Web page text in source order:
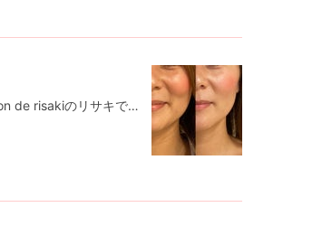
シミしわ肌改善salon de risakiこんにちは、salon de risakiのリサキです♡こんにちは♪ぐっと寒くなりましたね⛄️サロンのお客様の変化お客様のフェイスラインがすっきり頬の位置も高くなりほうれい線の入り方も浅くなりました。お顔全体的にリフトアップされたからです✨元々お綺麗な方ですが、きれいに磨きがかかりました♡疲れもとれ、目の開きもよくなり、リフトアップもされたので大満足🙆‍♀️とうれしいご感想頂きました✨✨✨11月の空いてる枠11/19の14時〜11/22の10時〜、13時〜、16時〜以上となります。12月はまだ空きがありますので、お問い合わせください。𖧷 salon de risaki 𖧷⁡完全個室、完全予約制⁡営業時間 10:00〜18:00⁡【お支払い方法】✳︎都度払い可能✳︎お客様に合わせたプランも考えます⁡✽現金支払い可✽カード支払い可(1万円以上)✽paypay使用可能になりました✽振込み(カウンセリング後に商品購入の方)⁡𖠿住所 名古屋市西区名駅２丁目34-17 セントラル名古屋912(目の前にルーセントタワーがあり、道挟んだ向えのビルに入っております)𖠋最寄り駅名古屋駅 高島屋から徒歩5分⁡✎公式LINE @995lvqeg(LINEより問い合わせマークつけて検索)⁡𓆐HP http://www.salon-de-risaki.com👗お1人専用サロンですので、他のお客様と重なることのないようにご予約お取りしております。悩みが深い方でも安心して、お話できます♪